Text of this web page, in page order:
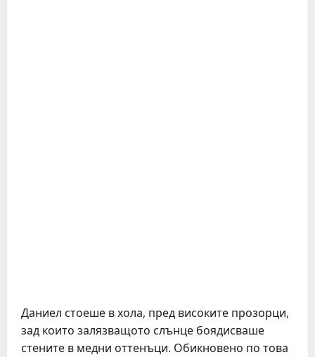
Даниел стоеше в хола, пред високите прозорци,
зад които залязващото слънце боядисваше
стените в медни оттенъци. Обикновено по това